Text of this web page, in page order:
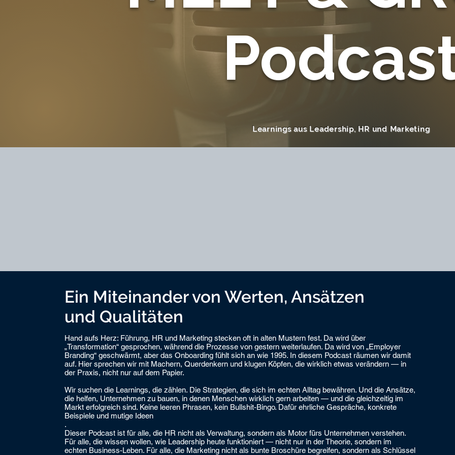
Learnings aus Leadership, HR und Marketing
Ein Miteinander von Werten, Ansätzen
und Qualitäten
Hand aufs Herz: Führung, HR und Marketing stecken oft in alten Mustern fest. Da wird über
„Transformation“ gesprochen, während die Prozesse von gestern weiterlaufen. Da wird von „Employer
Branding“ geschwärmt, aber das Onboarding fühlt sich an wie 1995. In diesem Podcast räumen wir damit
auf. Hier sprechen wir mit Machern, Querdenkern und klugen Köpfen, die wirklich etwas verändern — in
der Praxis, nicht nur auf dem Papier.
Wir suchen die Learnings, die zählen. Die Strategien, die sich im echten Alltag bewähren. Und die Ansätze,
die helfen, Unternehmen zu bauen, in denen Menschen wirklich gern arbeiten — und die gleichzeitig im
Markt erfolgreich sind. Keine leeren Phrasen, kein Bullshit-Bingo. Dafür ehrliche Gespräche, konkrete
Beispiele und mutige Ideen
.
Dieser Podcast ist für alle, die HR nicht als Verwaltung, sondern als Motor fürs Unternehmen verstehen.
Für alle, die wissen wollen, wie Leadership heute funktioniert — nicht nur in der Theorie, sondern im
echten Business-Leben. Für alle, die Marketing nicht als bunte Broschüre begreifen, sondern als Schlüssel